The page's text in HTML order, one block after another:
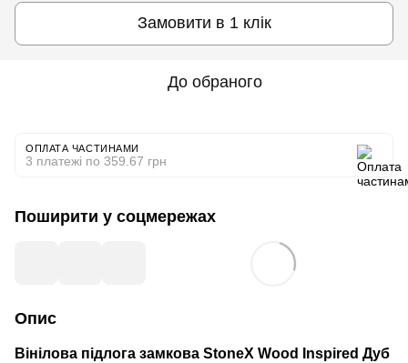
Замовити в 1 клік
До обраного
ОПЛАТА ЧАСТИНАМИ
3 платежі по 359.67 грн
Поширити у соцмережах
Опис
Вінілова підлога замкова StoneX Wood Inspired Дуб